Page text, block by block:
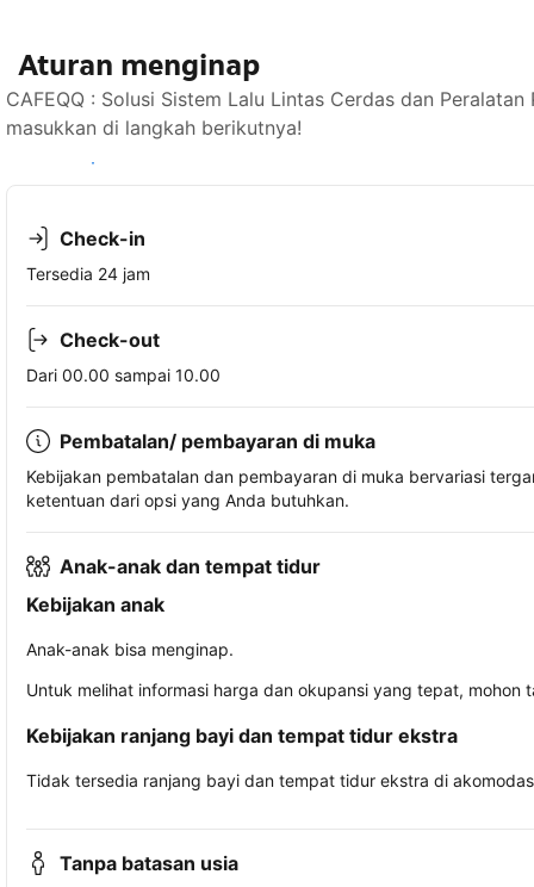
Aturan menginap
CAFEQQ : Solusi Sistem Lalu Lintas Cerdas dan
masukkan di langkah berikutnya!
Lihat ketersediaan
Check-in
Tersedia 24 jam
Check-out
Dari 00.00 sampai 10.00
Pembatalan/ pembayaran di muka
Kebijakan pembatalan dan pembayaran di muka bervariasi
ketentuan dari opsi yang Anda butuhkan.
Anak-anak dan tempat tidur
Kebijakan anak
Anak-anak bisa menginap.
Untuk melihat informasi harga dan okupansi yang tepat,
Kebijakan ranjang bayi dan tempat tidur ekstra
Tidak tersedia ranjang bayi dan tempat tidur ekstra di
Tanpa batasan usia